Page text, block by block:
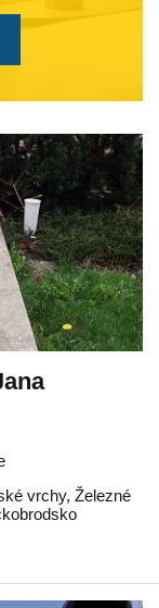
vrchy, Železné